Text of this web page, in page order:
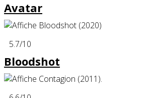
Avatar
5.7/10
Bloodshot